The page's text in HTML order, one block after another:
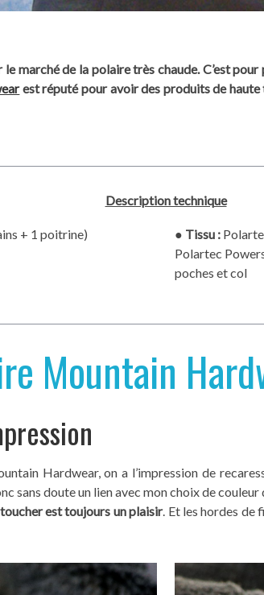
marché de la polaire très chaude. C’est
est réputé pour avoir des produits de haute
Description technique
+ 1 poitrine)
● Tissu :
Polartec
poches et col
Mountain
Hardwear, on a l’impression de
sans doute un lien avec mon choix de
est toujours un plaisir. Et les hordes de